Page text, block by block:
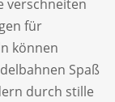
verschneiten
für
können
Spaß
durch stille